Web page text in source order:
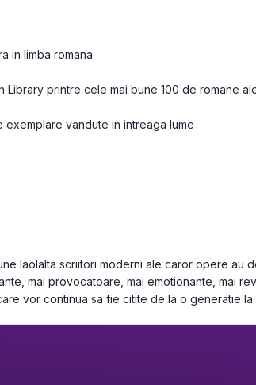
in limba romana
Library printre cele mai bune 100 de romane
exemplare vandute in intreaga lume
laolalta scriitori moderni ale caror opere au
mai provocatoare, mai emotionante, mai
vor continua sa fie citite de la o generatie la